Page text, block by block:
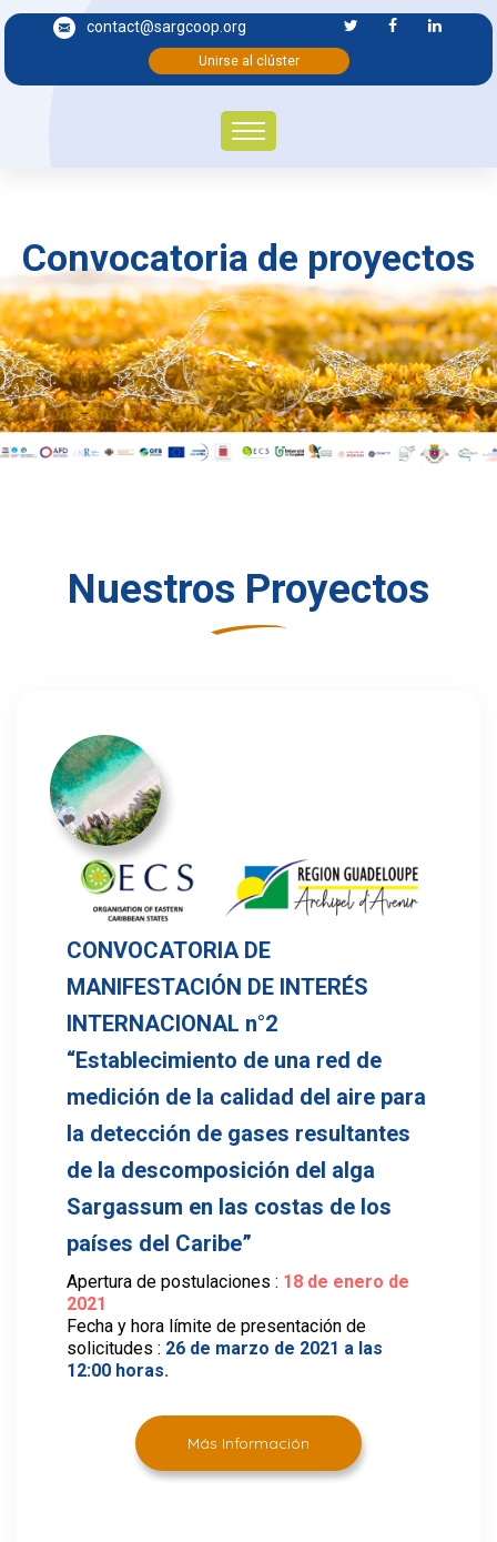
contact@sargcoop.org
Unirse al clúster
Convocatoria de proyectos
Nuestros Proyectos
CONVOCATORIA DE
MANIFESTACIÓN DE INTERÉS
INTERNACIONAL n°2
“Establecimiento de una red de
medición de la calidad del aire para
la detección de gases resultantes
de la descomposición del alga
Sargassum en las costas de los
países del Caribe”
Apertura de postulaciones : 18 de enero de
2021
Fecha y hora límite de presentación de
solicitudes : 26 de marzo de 2021 a las
12:00 horas.
Más Información